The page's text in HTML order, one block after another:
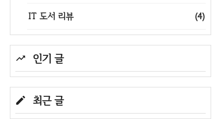
IT 도서 리뷰 (4)
인기 글
최근 글